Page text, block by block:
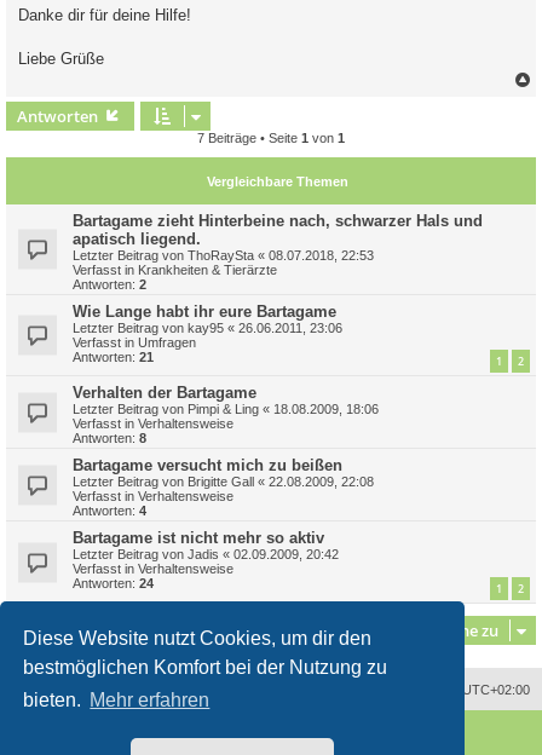
Diese Website nutzt Cookies, um dir den
bestmöglichen Komfort bei der Nutzung zu
bieten. Mehr erfahren
t
a
g
Danke dir für deine Hilfe!
Liebe Grüße
b
Antworten
7 Beiträge • Seite 1 von 1
Vergleichbare Themen
Bartagame zieht Hinterbeine nach, schwarzer Hals und
apatisch liegend.
Letzter Beitrag von ThoRaySta « 08.07.2018, 22:53
Verfasst in Krankheiten & Tierärzte
Antworten: 2
Wie Lange habt ihr eure Bartagame
Letzter Beitrag von kay95 « 26.06.2011, 23:06
Verfasst in Umfragen
Antworten: 21 1 2
Verhalten der Bartagame
Letzter Beitrag von Pimpi & Ling « 18.08.2009, 18:06
Verfasst in Verhaltensweise
Antworten: 8
Bartagame versucht mich zu beißen
Letzter Beitrag von Brigitte Gall « 22.08.2009, 22:08
Verfasst in Verhaltensweise
Antworten: 4
Bartagame ist nicht mehr so aktiv
Letzter Beitrag von Jadis « 02.09.2009, 20:42
Verfasst in Verhaltensweise
Antworten: 24 1 2
Gehe zu
UTC+02:00
Deutsche Übersetzung durch